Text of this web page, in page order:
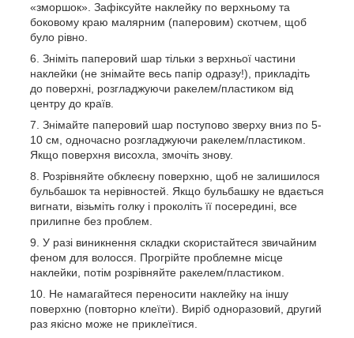
«зморшок». Зафіксуйте наклейку по верхньому та
боковому краю малярним (паперовим) скотчем, щоб
було рівно.
Зніміть паперовий шар тільки з верхньої частини
наклейки (не знімайте весь папір одразу!), прикладіть
до поверхні, розгладжуючи ракелем/пластиком від
центру до країв.
Знімайте паперовий шар поступово зверху вниз по 5-
10 см, одночасно розгладжуючи ракелем/пластиком.
Якщо поверхня висохла, змочіть знову.
Розрівняйте обклеєну поверхню, щоб не залишилося
бульбашок та нерівностей. Якщо бульбашку не вдається
вигнати, візьміть голку і проколіть її посередині, все
прилипне без проблем.
У разі виникнення складки скористайтеся звичайним
феном для волосся. Прогрійте проблемне місце
наклейки, потім розрівняйте ракелем/пластиком.
Не намагайтеся переносити наклейку на іншу
поверхню (повторно клеїти). Виріб одноразовий, другий
раз якісно може не приклеїтися.